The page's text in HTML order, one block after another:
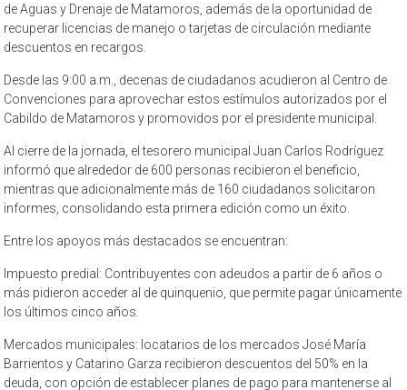
de Aguas y Drenaje de Matamoros, además de la oportunidad de
recuperar licencias de manejo o tarjetas de circulación mediante
descuentos en recargos.
Desde las 9:00 a.m., decenas de ciudadanos acudieron al Centro de
Convenciones para aprovechar estos estímulos autorizados por el
Cabildo de Matamoros y promovidos por el presidente municipal.
Al cierre de la jornada, el tesorero municipal Juan Carlos Rodríguez
informó que alrededor de 600 personas recibieron el beneficio,
mientras que adicionalmente más de 160 ciudadanos solicitaron
informes, consolidando esta primera edición como un éxito.
Entre los apoyos más destacados se encuentran:
Impuesto predial: Contribuyentes con adeudos a partir de 6 años o
más pidieron acceder al de quinquenio, que permite pagar únicamente
los últimos cinco años.
Mercados municipales: locatarios de los mercados José María
Barrientos y Catarino Garza recibieron descuentos del 50% en la
deuda, con opción de establecer planes de pago para mantenerse al